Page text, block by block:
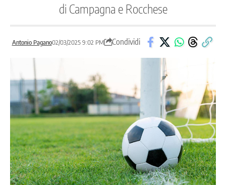
di Campagna e Rocchese
Antonio Pagano02/03/2025 9:02 PM Condividi